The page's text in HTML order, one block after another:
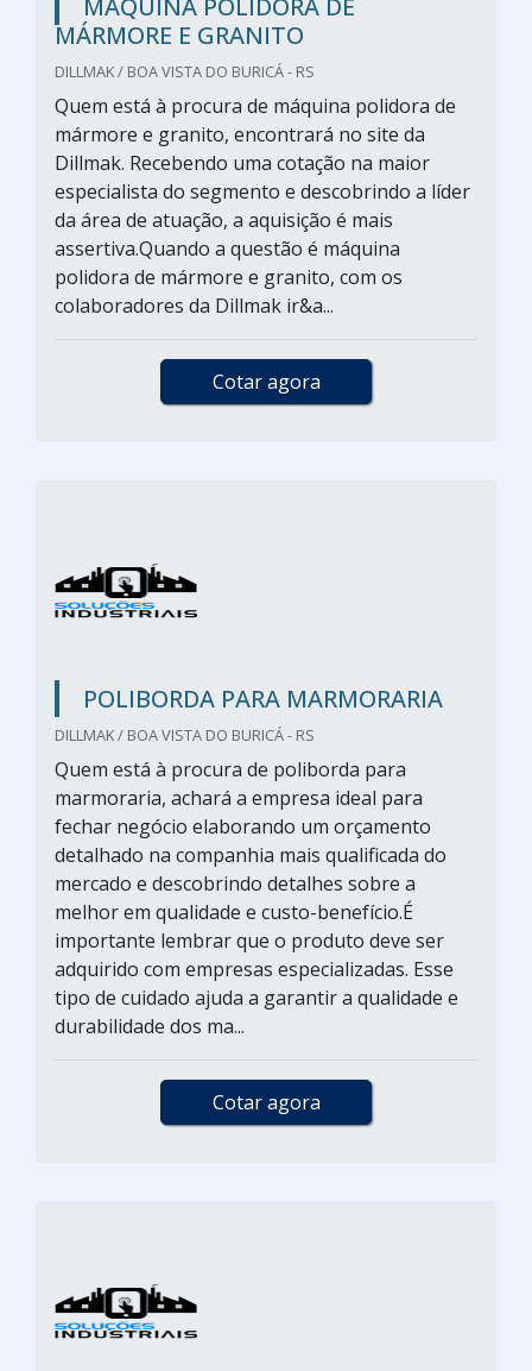
MÁQUINA POLIDORA DE
MÁRMORE E GRANITO
DILLMAK / BOA VISTA DO BURICÁ - RS
Quem está à procura de máquina polidora de
mármore e granito, encontrará no site da
Dillmak. Recebendo uma cotação na maior
especialista do segmento e descobrindo a líder
da área de atuação, a aquisição é mais
assertiva.Quando a questão é máquina
polidora de mármore e granito, com os
colaboradores da Dillmak ir&a...
Cotar agora
POLIBORDA PARA MARMORARIA
DILLMAK / BOA VISTA DO BURICÁ - RS
Quem está à procura de poliborda para
marmoraria, achará a empresa ideal para
fechar negócio elaborando um orçamento
detalhado na companhia mais qualificada do
mercado e descobrindo detalhes sobre a
melhor em qualidade e custo-benefício.É
importante lembrar que o produto deve ser
adquirido com empresas especializadas. Esse
tipo de cuidado ajuda a garantir a qualidade e
durabilidade dos ma...
Cotar agora